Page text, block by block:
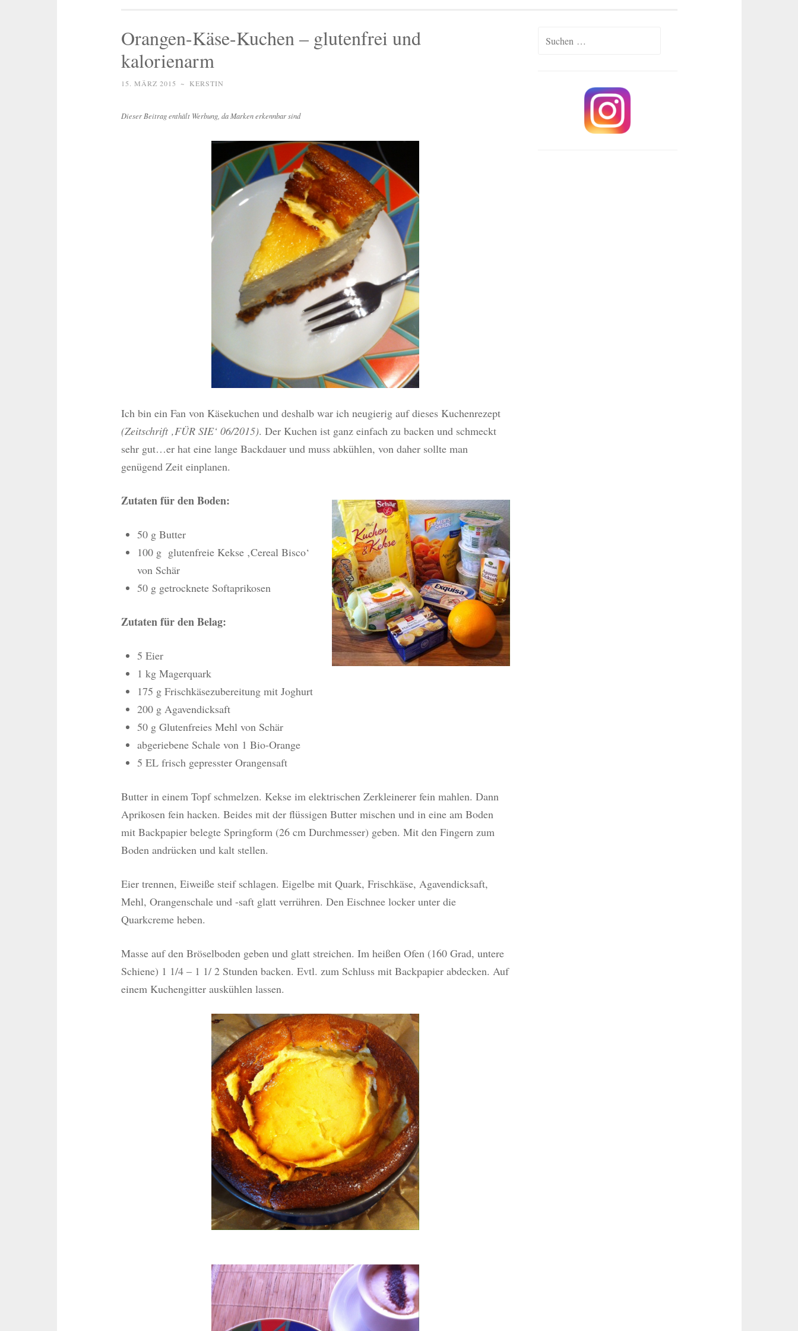
Orangen-Käse-Kuchen – glutenfrei und
kalorienarm
15. MÄRZ 2015 ~ KERSTIN
Dieser Beitrag enthält Werbung, da Marken erkennbar sind
Ich bin ein Fan von Käsekuchen und deshalb war ich neugierig auf dieses Kuchenrezept
(Zeitschrift ‚FÜR SIE‘ 06/2015). Der Kuchen ist ganz einfach zu backen und schmeckt
sehr gut…er hat eine lange Backdauer und muss abkühlen, von daher sollte man
genügend Zeit einplanen.
Zutaten für den Boden:
50 g Butter
100 g glutenfreie Kekse ‚Cereal Bisco‘
von Schär
50 g getrocknete Softaprikosen
Zutaten für den Belag:
5 Eier
1 kg Magerquark
175 g Frischkäsezubereitung mit Joghurt
200 g Agavendicksaft
50 g Glutenfreies Mehl von Schär
abgeriebene Schale von 1 Bio-Orange
5 EL frisch gepresster Orangensaft
Butter in einem Topf schmelzen. Kekse im elektrischen Zerkleinerer fein mahlen. Dann
Aprikosen fein hacken. Beides mit der flüssigen Butter mischen und in eine am Boden
mit Backpapier belegte Springform (26 cm Durchmesser) geben. Mit den Fingern zum
Boden andrücken und kalt stellen.
Eier trennen, Eiweiße steif schlagen. Eigelbe mit Quark, Frischkäse, Agavendicksaft,
Mehl, Orangenschale und -saft glatt verrühren. Den Eischnee locker unter die
Quarkcreme heben.
Masse auf den Bröselboden geben und glatt streichen. Im heißen Ofen (160 Grad, untere
Schiene) 1 1/4 – 1 1/ 2 Stunden backen. Evtl. zum Schluss mit Backpapier abdecken. Auf
einem Kuchengitter auskühlen lassen.
Suchen